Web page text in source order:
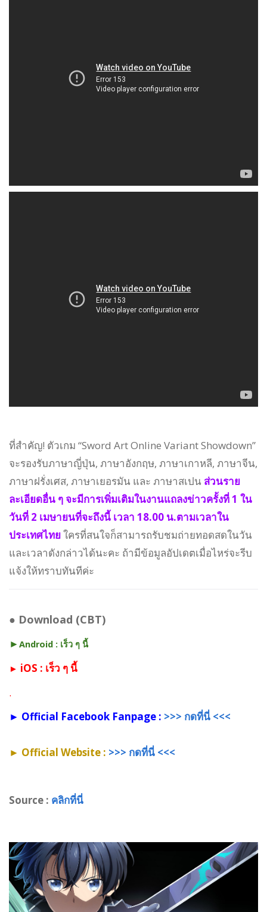
ที่สำคัญ! ตัวเกม “Sword Art Online Variant Showdown”
จะรองรับภาษาญี่ปุ่น, ภาษาอังกฤษ, ภาษาเกาหลี, ภาษาจีน,
ภาษาฝรั่งเศส, ภาษาเยอรมัน และ ภาษาสเปน ส่วนราย
ละเอียดอื่น ๆ จะมีการเพิ่มเติมในงานแถลงข่าวครั้งที่ 1 ใน
วันที่ 2 เมษายนที่จะถึงนี้ เวลา 18.00 น.ตามเวลาใน
ประเทศไทยใครที่สนใจก็สามารถรับชมถ่ายทอดสดในวัน
และเวลาดังกล่าวได้นะคะ ถ้ามีข้อมูลอัปเดตเมื่อไหร่จะรีบ
แจ้งให้ทราบทันทีค่ะ
● Download (CBT)
► Android : เร็ว ๆ นี้
► iOS : เร็ว ๆ นี้
.
► Official Facebook Fanpage : >>> กดที่นี่ <<<
► Official Website : >>> กดที่นี่ <<<
Source : คลิกที่นี่